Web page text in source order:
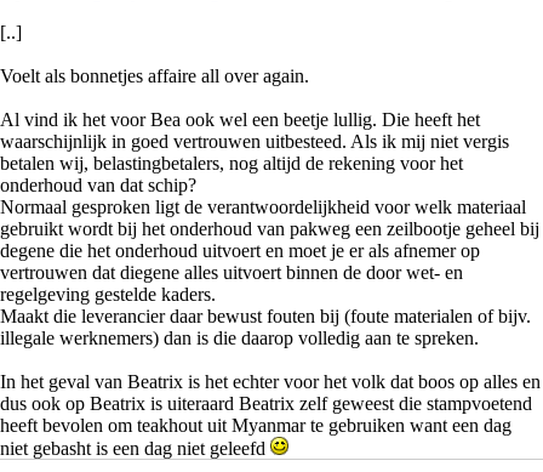
[..]
Voelt als bonnetjes affaire all over again.
Al vind ik het voor Bea ook wel een beetje lullig. Die heeft het
waarschijnlijk in goed vertrouwen uitbesteed. Als ik mij niet vergis
betalen wij, belastingbetalers, nog altijd de rekening voor het
onderhoud van dat schip?
Normaal gesproken ligt de verantwoordelijkheid voor welk materiaal
gebruikt wordt bij het onderhoud van pakweg een zeilbootje geheel bij
degene die het onderhoud uitvoert en moet je er als afnemer op
vertrouwen dat diegene alles uitvoert binnen de door wet- en
regelgeving gestelde kaders.
Maakt die leverancier daar bewust fouten bij (foute materialen of bijv.
illegale werknemers) dan is die daarop volledig aan te spreken.
In het geval van Beatrix is het echter voor het volk dat boos op alles en
dus ook op Beatrix is uiteraard Beatrix zelf geweest die stampvoetend
heeft bevolen om teakhout uit Myanmar te gebruiken want een dag
niet gebasht is een dag niet geleefd